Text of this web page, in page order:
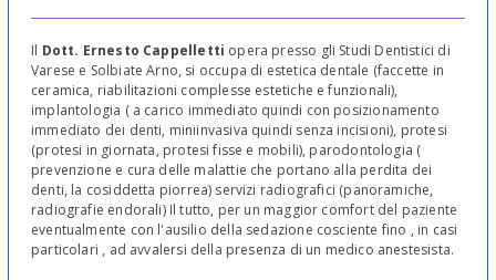
Il Dott. Ernesto Cappelletti opera presso gli Studi Dentistici di
Varese e Solbiate Arno, si occupa di estetica dentale (faccette in
ceramica, riabilitazioni complesse estetiche e funzionali),
implantologia ( a carico immediato quindi con posizionamento
immediato dei denti, miniinvasiva quindi senza incisioni), protesi
(protesi in giornata, protesi fisse e mobili), parodontologia (
prevenzione e cura delle malattie che portano alla perdita dei
denti, la cosiddetta piorrea) servizi radiografici (panoramiche,
radiografie endorali) Il tutto, per un maggior comfort del paziente
eventualmente con l'ausilio della sedazione cosciente fino , in casi
particolari , ad avvalersi della presenza di un medico anestesista.